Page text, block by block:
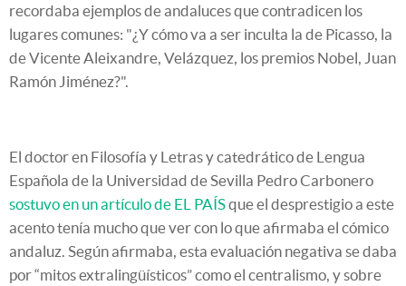
recordaba ejemplos de andaluces que contradicen los
lugares comunes: "¿Y cómo va a ser inculta la de Picasso, la
de Vicente Aleixandre, Velázquez, los premios Nobel, Juan
Ramón Jiménez?".
El doctor en Filosofía y Letras y catedrático de Lengua
Española de la Universidad de Sevilla Pedro Carbonero
sostuvo en un artículo de EL PAÍSque el desprestigio a este
acento tenía mucho que ver con lo que afirmaba el cómico
andaluz. Según afirmaba, esta evaluación negativa se daba
por “mitos extralingüísticos” como el centralismo, y sobre